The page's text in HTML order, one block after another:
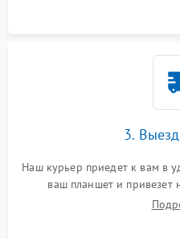
3.
Наш курьер приедет к вам в
ваш планшет и привезет